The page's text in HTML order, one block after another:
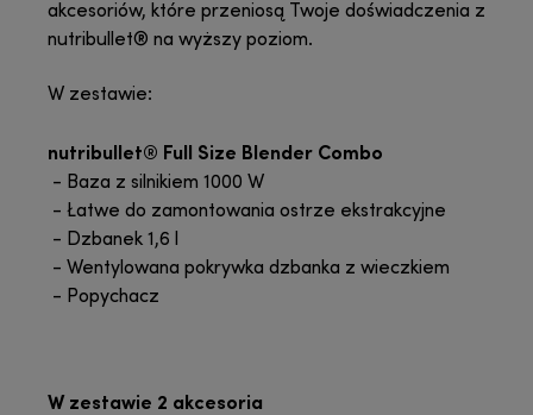
akcesoriów, które przeniosą Twoje doświadczenia z
nutribullet® na wyższy poziom.
W zestawie:
nutribullet® Full Size Blender Combo
- Baza z silnikiem 1000 W
- Łatwe do zamontowania ostrze ekstrakcyjne
- Dzbanek 1,6 l
- Wentylowana pokrywka dzbanka z wieczkiem
- Popychacz
W zestawie 2 akcesoria